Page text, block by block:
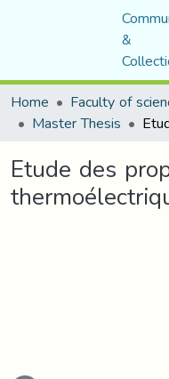
&
Home
Faculty of
Master Thesis
Etude des